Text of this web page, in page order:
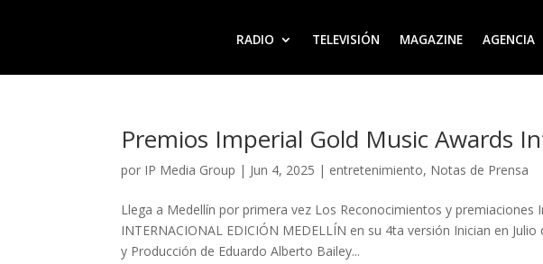
RADIO TELEVISIÓN MAGAZINE AGENCIA
Premios Imperial Gold Music Awards
por IP Media Group | Jun 4, 2025 | entretenimiento, Notas de Prensa
Llega a Medellín por primera vez Los Reconocimientos y premiaciones
INTERNACIONAL EDICIÓN MEDELLÍN en su 4ta versión Inician en
y Producción de Eduardo Alberto Bailey...